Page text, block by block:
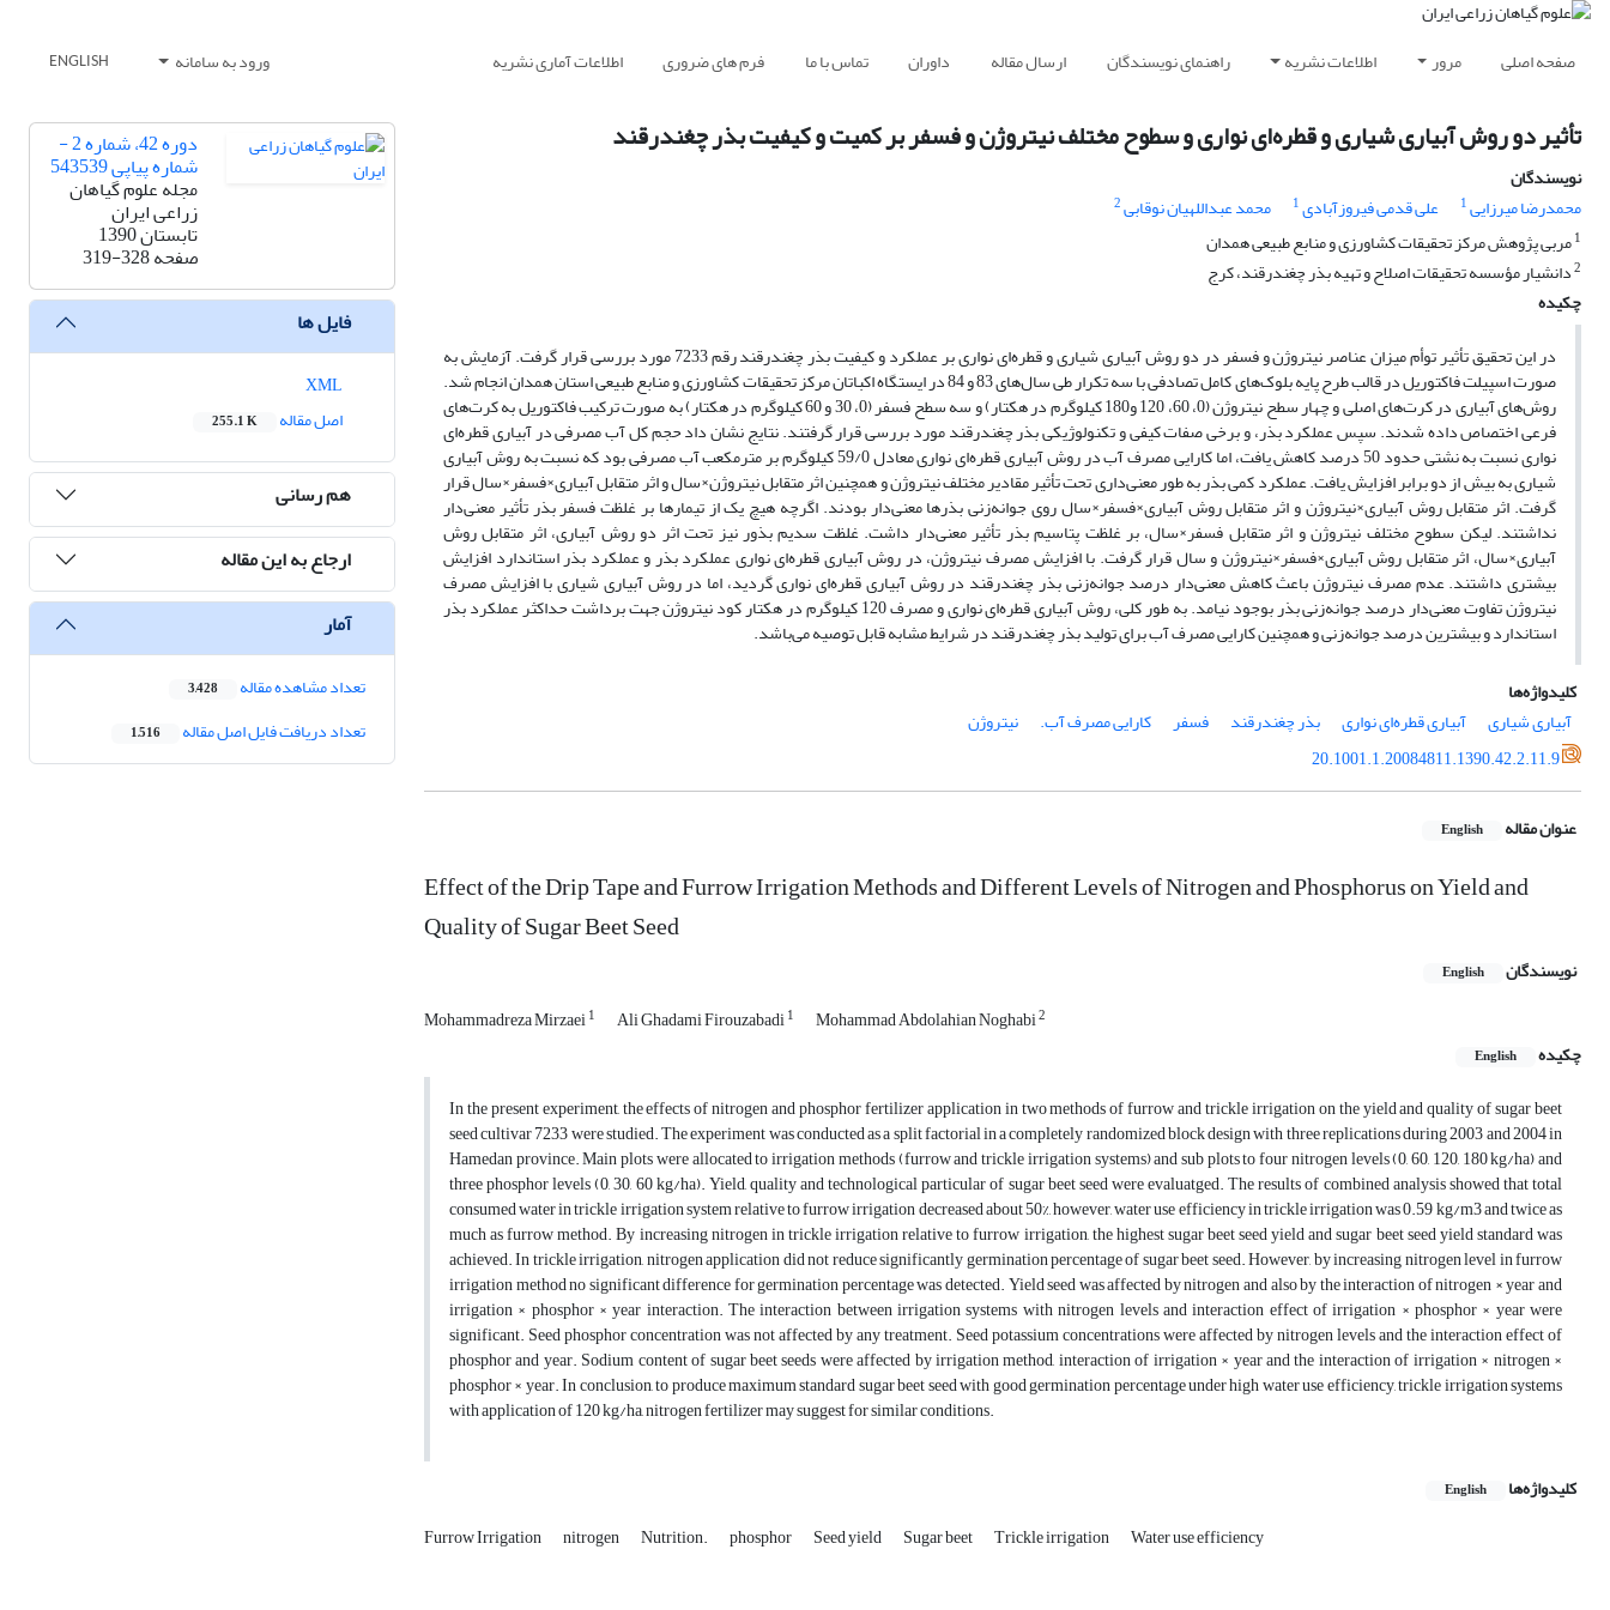
صفحه اصلی مرور اطلاعات نشریه راهنمای نویسندگان ارسال مقاله داوران تماس با ما فرم های ضروری اطلاعات آماری نشریه ورود به سامانه ENGLISH
تأثیر دو روش آبیاری شیاری و قطره‌ای نواری و سطوح مختلف نیتروژن و فسفر بر کمیت و کیفیت بذر چغندرقند
نویسندگان
محمدرضا میرزایی1 علی قدمی فیروزآبادی1 محمد عبداللهیان نوقابی2
1مربی پژوهش مرکز تحقیقات کشاورزی و منابع طبیعی همدان
2دانشیار مؤسسه تحقیقات اصلاح و تهیه بذر چغندرقند، کرج
چکیده
در این تحقیق تأثیر توأم میزان عناصر نیتروژن و فسفر در دو روش آبیاری شیاری و قطره‌ای نواری بر عملکرد و کیفیت بذر چغندرقند رقم 7233 مورد بررسی قرار گرفت. آزمایش به
صورت اسپیلت فاکتوریل در قالب طرح پایه بلوک‌‌های کامل تصادفی با سه تکرار طی سال‌های 83 و 84 در ایستگاه اکباتان مرکز تحقیقات کشاورزی و منابع طبیعی استان همدان انجام شد.
روش‌های آبیاری در کرت‌های اصلی و چهار سطح نیتروژن (0، 60، 120 و180 کیلوگرم در هکتار) و سه سطح فسفر (0، 30 و 60 کیلوگرم در هکتار) به صورت ترکیب فاکتوریل به کرت‌های
فرعی اختصاص داده شدند. سپس عملکرد بذر، و برخی صفات کیفی و تکنولوژیکی بذر چغندرقند مورد بررسی قرار گرفتند. نتایج نشان داد حجم کل آب مصرفی در آبیاری قطره‌ای
نواری نسبت به نشتی حدود 50 درصد کاهش یافت، اما کارایی مصرف آب در روش آبیاری قطره‌ای نواری معادل 59/0 کیلوگرم بر مترمکعب آب مصرفی بود که نسبت به روش آبیاری
شیاری به بیش از دو برابر افزایش یافت. عملکرد کمی بذر به طور معنی‌داری تحت تأثیر مقادیر مختلف نیتروژن و همچنین اثر متقابل نیتروژن×سال و اثر متقابل آبیاری×فسفر×سال قرار
گرفت. اثر متقابل روش آبیاری×نیتروژن و اثر متقابل روش آبیاری×فسفر×سال روی جوانه‌زنی بذرها معنی‌دار بودند. اگرچه هیچ ‌یک از تیمارها بر غلظت فسفر بذر تأثیر معنی‌دار
نداشتند. لیکن سطوح مختلف نیتروژن و اثر متقابل فسفر×سال، بر غلظت پتاسیم بذر تأثیر معنی‌دار داشت. غلظت سدیم بذور نیز تحت اثر دو روش آبیاری، اثر متقابل روش
آبیاری×سال، اثر متقابل روش آبیاری×فسفر×نیتروژن و سال قرار گرفت. با افزایش مصرف نیتروژن، در روش آبیاری قطره‌ای نواری عملکرد بذر و عملکرد بذر استاندارد افزایش
بیشتری داشتند. عدم مصرف نیتروژن باعث کاهش معنی‌دار درصد جوانه‌زنی بذر چغندرقند در روش آبیاری قطره‌ای نواری گردید، اما در روش آبیاری شیاری با افزایش مصرف
نیتروژن تفاوت معنی‌دار درصد جوانه‌زنی بذر بوجود نیامد. به طور کلی، روش آبیاری قطره‌ای نواری و مصرف 120 کیلوگرم در هکتار کود نیتروژن جهت برداشت حداکثر عملکرد بذر
استاندارد و بیشترین درصد جوانه‌زنی و همچنین کارایی مصرف آب برای تولید بذر چغندرقند در شرایط مشابه قابل توصیه می‌باشد.
کلیدواژه‌ها
آبیاری شیاری
آبیاری قطره‌ای نواری بذر چغندرقند فسفر کارایی مصرف آب.
نیتروژن
20.1001.1.20084811.1390.42.2.11.9
عنوان مقاله English
Effect of the Drip Tape and Furrow Irrigation Methods and Different Levels of Nitrogen and Phosphorus on Yield and
Quality of Sugar Beet Seed
نویسندگان English
Mohammadreza Mirzaei1 Ali Ghadami Firouzabadi1 Mohammad Abdolahian Noghabi2
چکیده English
In the present experiment, the effects of nitrogen and phosphor fertilizer application in two methods of furrow and trickle irrigation on the yield and quality of sugar beet
seed cultivar 7233 were studied. The experiment was conducted as a split factorial in a completely randomized block design with three replications during 2003 and 2004 in
Hamedan province. Main plots were allocated to irrigation methods (furrow and trickle irrigation systems) and sub plots to four nitrogen levels (0, 60, 120, 180 kg/ha) and
three phosphor levels (0, 30, 60 kg/ha). Yield, quality and technological particular of sugar beet seed were evaluatged. The results of combined analysis showed that total
consumed water in trickle irrigation system relative to furrow irrigation decreased about 50%, however, water use efficiency in trickle irrigation was 0.59 kg/m3 and twice as
much as furrow method. By increasing nitrogen in trickle irrigation relative to furrow irrigation, the highest sugar beet seed yield and sugar beet seed yield standard was
achieved. In trickle irrigation, nitrogen application did not reduce significantly germination percentage of sugar beet seed. However, by increasing nitrogen level in furrow
irrigation method no significant difference for germination percentage was detected. Yield seed was affected by nitrogen and also by the interaction of nitrogen × year and
irrigation × phosphor × year interaction. The interaction between irrigation systems with nitrogen levels and interaction effect of irrigation × phosphor × year were
significant. Seed phosphor concentration was not affected by any treatment. Seed potassium concentrations were affected by nitrogen levels and the interaction effect of
phosphor and year. Sodium content of sugar beet seeds were affected by irrigation method, interaction of irrigation × year and the interaction of irrigation × nitrogen ×
phosphor × year. In conclusion, to produce maximum standard sugar beet seed with good germination percentage under high water use efficiency, trickle irrigation systems
with application of 120 kg/ha, nitrogen fertilizer may suggest for similar conditions.
کلیدواژه‌ها English
Furrow Irrigation nitrogen Nutrition. phosphor Seed yield Sugar beet Trickle irrigation Water use efficiency
دوره 42، شماره 2 -
شماره پیاپی 543539
مجله علوم گیاهان
زراعی ایران
تابستان 1390
صفحه319-328
فایل ها
اصل مقاله
255.1 K
هم رسانی
ارجاع به این مقاله
آمار
تعداد مشاهده مقاله 3,428
تعداد دریافت فایل اصل مقاله 1,516